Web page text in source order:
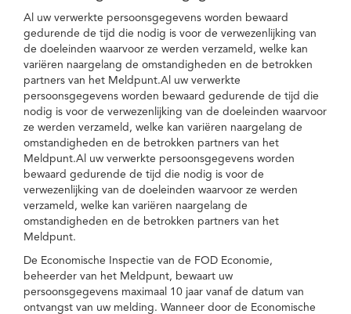
Al uw verwerkte persoonsgegevens worden bewaard
gedurende de tijd die nodig is voor de verwezenlijking van
de doeleinden waarvoor ze werden verzameld, welke kan
variëren naargelang de omstandigheden en de betrokken
partners van het Meldpunt.Al uw verwerkte
persoonsgegevens worden bewaard gedurende de tijd die
nodig is voor de verwezenlijking van de doeleinden waarvoor
ze werden verzameld, welke kan variëren naargelang de
omstandigheden en de betrokken partners van het
Meldpunt.Al uw verwerkte persoonsgegevens worden
bewaard gedurende de tijd die nodig is voor de
verwezenlijking van de doeleinden waarvoor ze werden
verzameld, welke kan variëren naargelang de
omstandigheden en de betrokken partners van het
Meldpunt.
De Economische Inspectie van de FOD Economie,
beheerder van het Meldpunt, bewaart uw
persoonsgegevens maximaal 10 jaar vanaf de datum van
ontvangst van uw melding. Wanneer door de Economische